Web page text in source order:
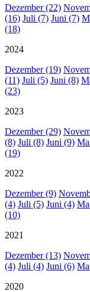
Dezember (22)
(16) Juli (7) Juni (7)
(18)
2024
Dezember (19)
(11) Juli (5) Juni (8)
(23)
2023
Dezember (29)
(8) Juli (8) Juni (9)
(19)
2022
Dezember (9)
(4) Juli (5) Juni (4)
(10)
2021
Dezember (13)
(4) Juli (4) Juni (6)
2020